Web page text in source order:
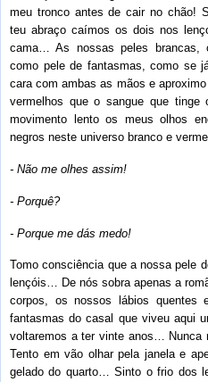
meu tronco antes de cair no chão!
teu abraço caímos os dois nos
cama… As nossas peles brancas,
como pele de fantasmas, como se
cara com ambas as mãos e
vermelhos que o sangue que
movimento lento os meus olhos
negros neste universo branco e
- Não me olhes assim!
- Porquê?
- Porque me dás medo!
Tomo consciência que a nossa pele
lençóis… De nós sobra apenas a
corpos, os nossos lábios
fantasmas do casal que viveu aqui
voltaremos a ter vinte anos…
Tento em vão olhar pela janela e
gelado do quarto… Sinto o frio dos